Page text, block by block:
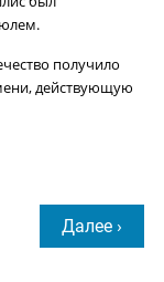
получило
действующую
Далее ›